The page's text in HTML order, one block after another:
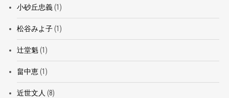
小砂丘忠義(1)
松谷みよ子(1)
辻堂魁(1)
畠中恵(1)
近世文人 (8)